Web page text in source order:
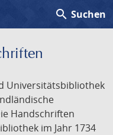
search Suchen
Universitätsbibliothek
Handschriften
im Jahr 1734